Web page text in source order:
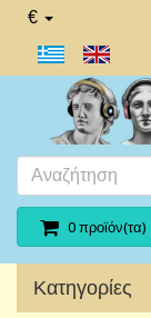
€
0 προϊόν(τα)
Κατηγορίες